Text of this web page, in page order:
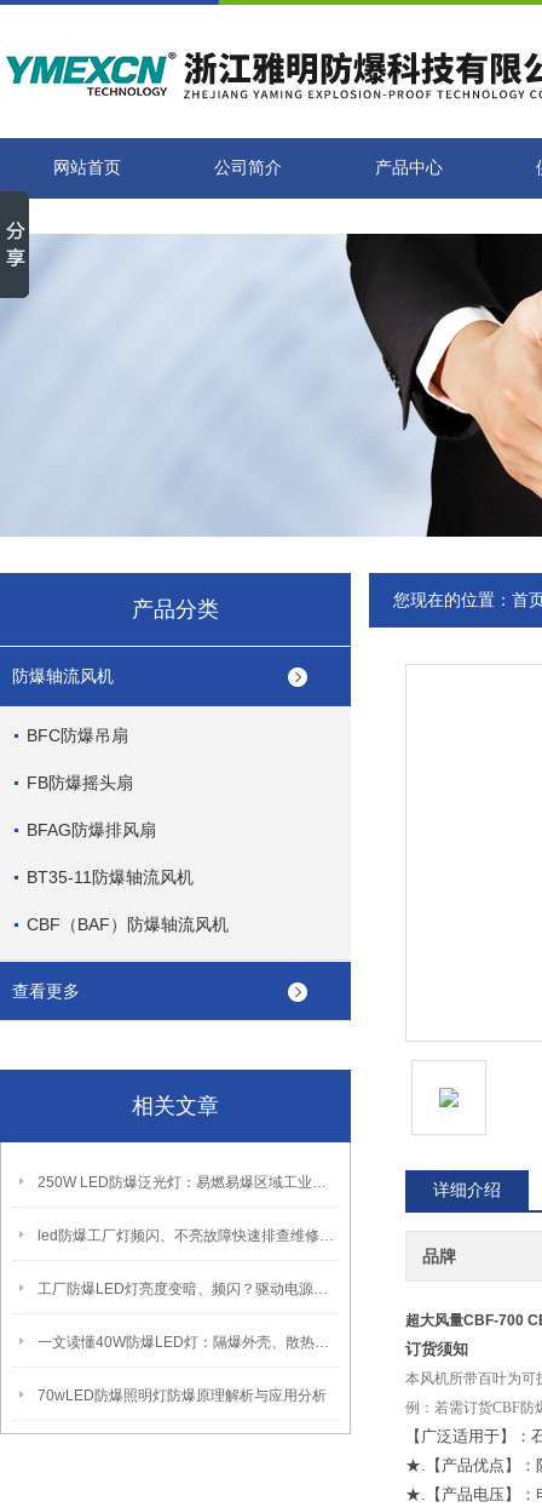
网站首页 公司简介 产品中心
产品分类
防爆轴流风机
BFC防爆吊扇
FB防爆摇头扇
BFAG防爆排风扇
BT35-11防爆轴流风机
CBF（BAF）防爆轴流风机
查看更多
相关文章
250W LED防爆泛光灯：易燃易爆区域工业固定照明装置
led防爆工厂灯频闪、不亮故障快速排查维修方法
工厂防爆LED灯亮度变暗、频闪？驱动电源故障检修方法
一文读懂40W防爆LED灯：隔爆外壳、散热、防爆认证原理
70wLED防爆照明灯防爆原理解析与应用分析
您现在的位置： 首
详细介绍
品牌
超大风量CBF-700
订货须知
本风机所带百叶为可
例：若需订货CBF防
【广泛适用于】
★.【产品优点】：
★.【产品电压】：